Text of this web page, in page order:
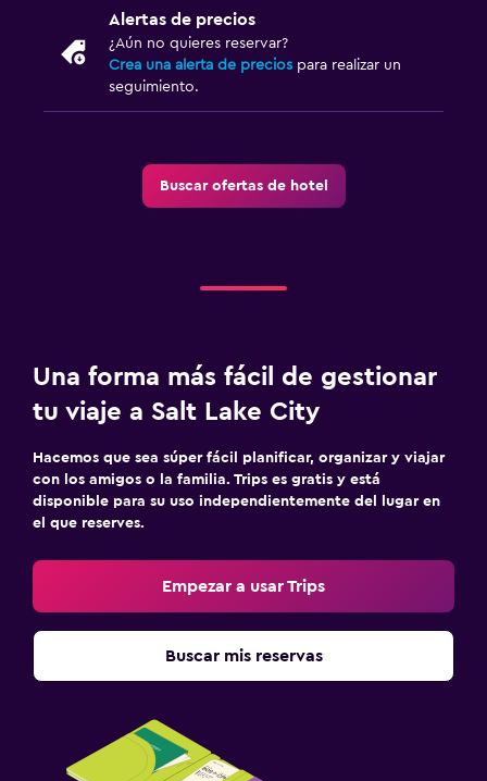
Alertas de precios
¿Aún no quieres reservar?
Crea una alerta de precios para realizar un
seguimiento.
Buscar ofertas de hotel
Una forma más fácil de gestionar
tu viaje a Salt Lake City
Hacemos que sea súper fácil planificar, organizar y viajar
con los amigos o la familia. Trips es gratis y está
disponible para su uso independientemente del lugar en
el que reserves.
Empezar a usar Trips
Buscar mis reservas